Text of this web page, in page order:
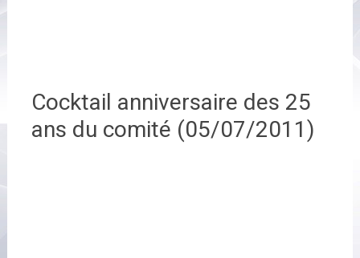
Cocktail anniversaire des 25
ans du comité (05/07/2011)